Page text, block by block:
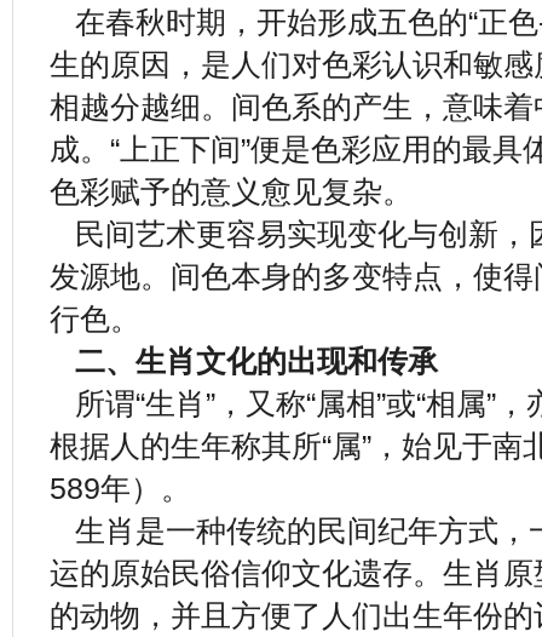
在春秋时期，开始形成五色的“正
生的原因，是人们对色彩认识和敏
相越分越细。间色系的产生，意味
成。“上正下间”便是色彩应用的最
色彩赋予的意义愈见复杂。
民间艺术更容易实现变化与创新，
发源地。间色本身的多变特点，使
行色。
二、生肖文化的出现和传承
所谓“生肖”，又称“属相”或“相属”
根据人的生年称其所“属”，始见于
589年）。
生肖是一种传统的民间纪年方式，
运的原始民俗信仰文化遗存。生肖
的动物，并且方便了人们出生年份